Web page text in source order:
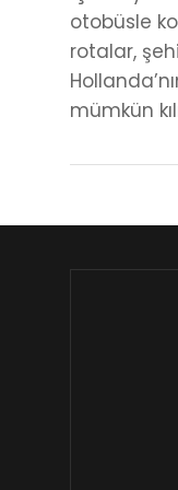
otobüsle
rotalar,
mümkün